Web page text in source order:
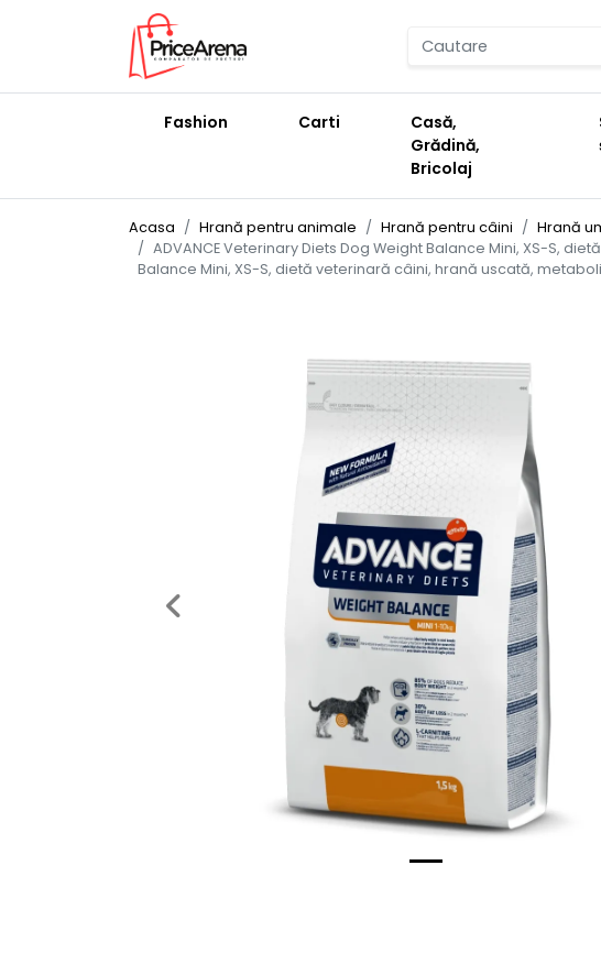
Fashion Carti
Casă,
Grădină,
Bricolaj
Acasa Hrană pentru animale Hrană pentru câini
Hrană
ADVANCE Veterinary Diets Dog Weight Balance Mini, XS-S,
Balance Mini, XS-S, dietă veterinară câini, hrană uscată,
Previous